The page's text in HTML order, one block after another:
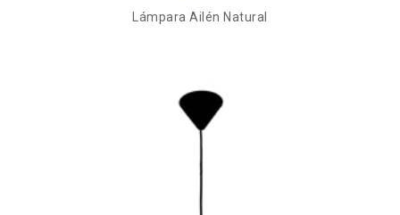
Lámpara Ailén Natural